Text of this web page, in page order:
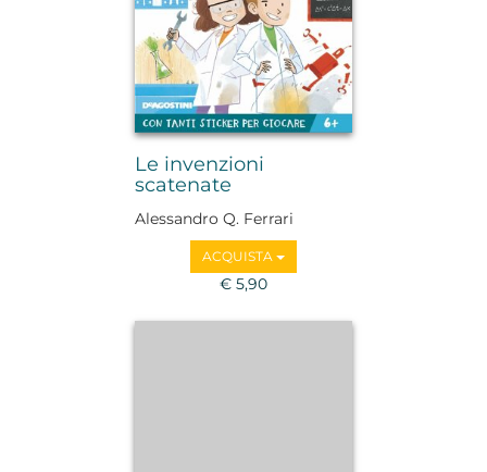
Le invenzioni
scatenate
Alessandro Q. Ferrari
ACQUISTA
€ 5,90